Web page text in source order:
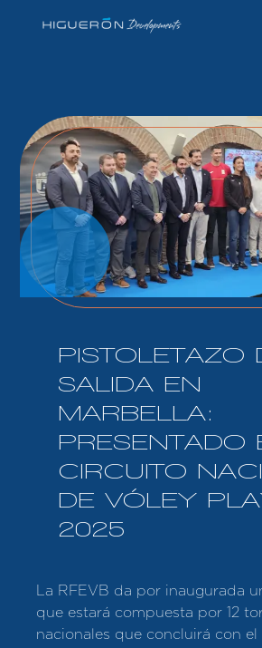
PISTOLETAZO
SALIDA EN
MARBELLA:
PRESENTADO
CIRCUITO
DE VÓLEY
2025
La RFEVB da por inaugurada
que estará compuesta por 12
nacionales que concluirá con el